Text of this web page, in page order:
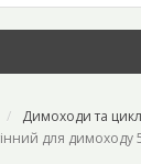
Димоходи та
для димоходу